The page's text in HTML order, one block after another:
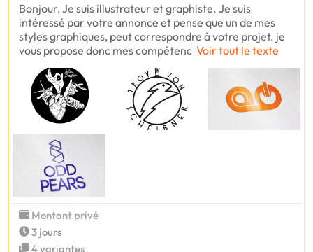
Bonjour, Je suis illustrateur et graphiste. Je suis
intéressé par votre annonce et pense que un de mes
styles graphiques, peut correspondre à votre projet. je
vous propose donc mes compétenc Voir tout le texte
Montant privé
3 jours
4 variantes